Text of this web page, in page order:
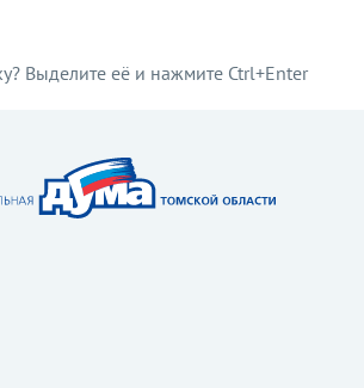
Выделите её и нажмите Ctrl+Enter